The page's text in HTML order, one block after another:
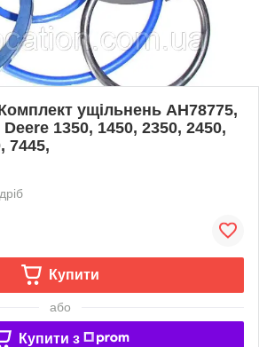
ущільнень AH78775,
1350, 1450, 2350, 2450,
7445,
Купити
або
Купити з